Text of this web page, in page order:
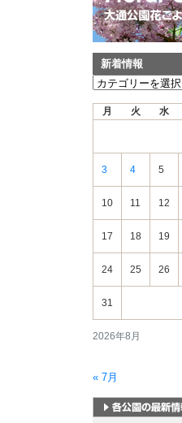
新着情報
新
2026年8月
月 火 水
3 4 5
10 11 12
17 18 19
24 25 26
31
« 7月